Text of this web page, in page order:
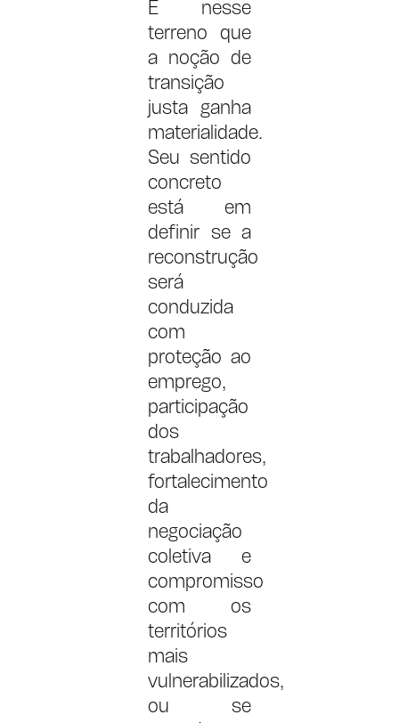
É nesse
terreno que
a noção de
transição
justa ganha
materialidade.
Seu sentido
concreto
está em
definir se a
reconstrução
será
conduzida
com
proteção ao
emprego,
participação
dos
trabalhadores,
fortalecimento
da
negociação
coletiva e
compromisso
com os
territórios
mais
vulnerabilizados,
ou se